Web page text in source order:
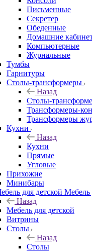
Письменные
Секретер
Обеденные
Домашние
Компьютерные
Журнальные
Тумбы
Гарнитуры
Столы-трансформеры
Назад
Столы-
Трансформеры-
Трансформеры
Кухни
Назад
Кухни
Прямые
Угловые
Прихожие
Минибары
Мебель
Назад
Мебель для детской
Витрины
Столы
Назад
Столы